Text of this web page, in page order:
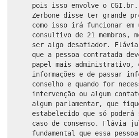
pois isso envolve o CGI.br.
Zerbone disse ter grande
como isso irá funcionar em
consultivo de 21 membros,
ser algo desafiador. Flávia
que a pessoa contratada
papel mais administrativo,
informações e de passar
conselho e quando for
intervenção ou algum
algum parlamentar, que
estabelecido que só
caso de consenso. Flávia
fundamental que essa